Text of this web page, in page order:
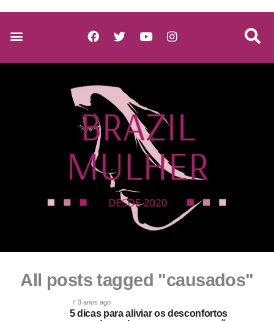
All posts tagged "causados"
3 anos ago
5 dicas para aliviar os desconfortos